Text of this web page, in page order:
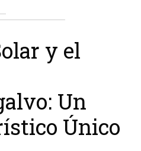
y el
Un
Único